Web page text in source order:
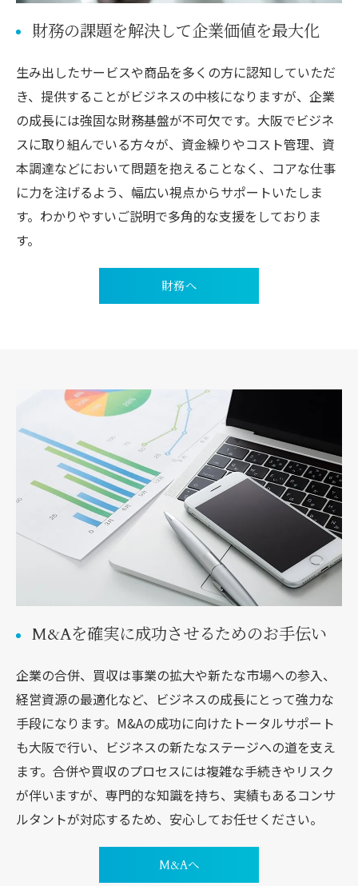
財務の課題を解決して企業価値を最大化
生み出したサービスや商品を多くの方に認知していただ
き、提供することがビジネスの中核になりますが、企業
の成長には強固な財務基盤が不可欠です。大阪でビジネ
スに取り組んでいる方々が、資金繰りやコスト管理、資
本調達などにおいて問題を抱えることなく、コアな仕事
に力を注げるよう、幅広い視点からサポートいたしま
す。わかりやすいご説明で多角的な支援をしておりま
す。
財務へ
M&Aを確実に成功させるためのお手伝い
企業の合併、買収は事業の拡大や新たな市場への参入、
経営資源の最適化など、ビジネスの成長にとって強力な
手段になります。M&Aの成功に向けたトータルサポート
も大阪で行い、ビジネスの新たなステージへの道を支え
ます。合併や買収のプロセスには複雑な手続きやリスク
が伴いますが、専門的な知識を持ち、実績もあるコンサ
ルタントが対応するため、安心してお任せください。
M&Aへ